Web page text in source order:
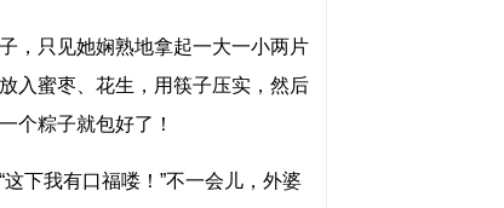
，只见她娴熟地拿起一大一小两片
入蜜枣、花生，用筷子压实，然后
个粽子就包好了！
下我有口福喽！”不一会儿，外婆